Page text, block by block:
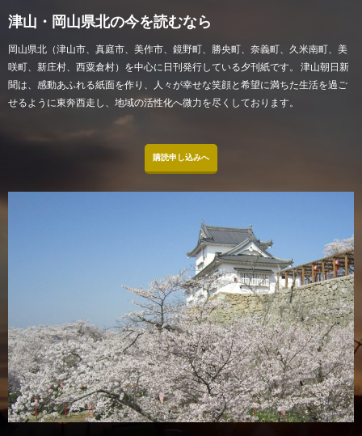
津山・岡山県北の今を読むなら
岡山県北（津山市、真庭市、美作市、鏡野町、勝央町、奈義町、久米南町、美
咲町、新庄村、西粟倉村）を中心に日刊発行している夕刊紙です。 津山朝日新
聞は、感動あふれる紙面を作り、人々が幸せな笑顔と希望に満ちた生活を過ご
せるように東奔西走し、地域の活性化へ微力を尽くしております。
購読申し込みへ